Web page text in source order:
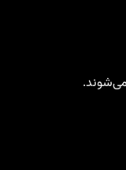
می‌شوند.